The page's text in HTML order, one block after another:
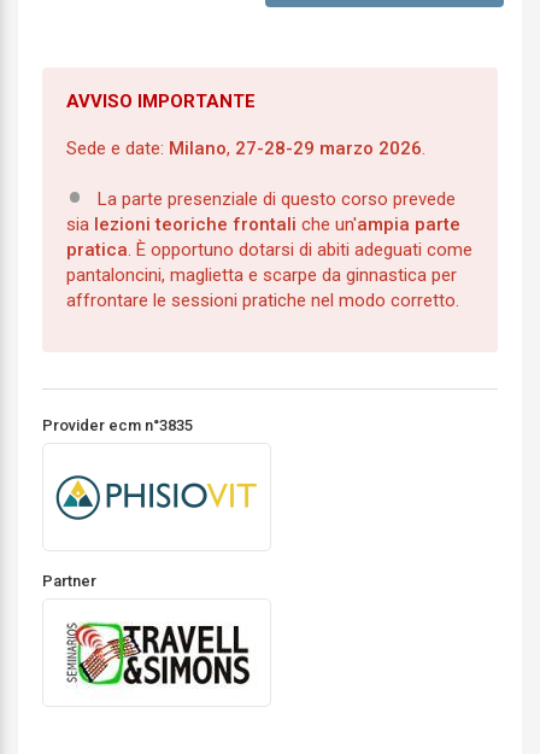
AVVISO IMPORTANTE
Sede e date: Milano, 27-28-29 marzo 2026.
La parte presenziale di questo corso prevede
sia lezioni teoriche frontali che un'ampia parte
pratica. È opportuno dotarsi di abiti adeguati come
pantaloncini, maglietta e scarpe da ginnastica per
affrontare le sessioni pratiche nel modo corretto.
Provider ecm n°3835
Partner